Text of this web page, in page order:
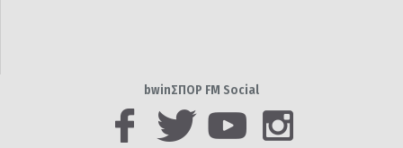
bwinΣΠΟΡ FM Social